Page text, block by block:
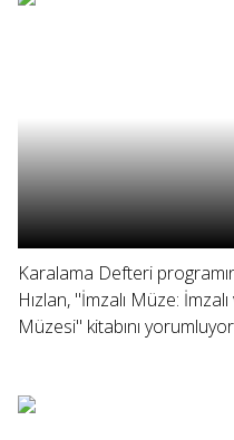
Karalama Defteri
Hızlan, "İmzalı Müze:
Müzesi" kitabını